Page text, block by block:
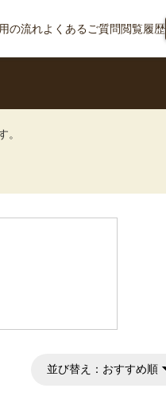
の流れよくあるご質問閲覧履歴
。
並び替え： おすすめ順